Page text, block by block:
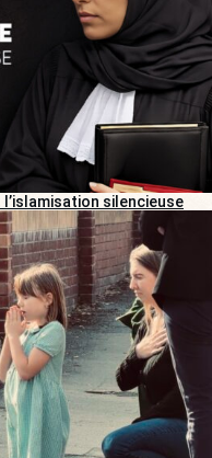
l’islamisation silencieuse